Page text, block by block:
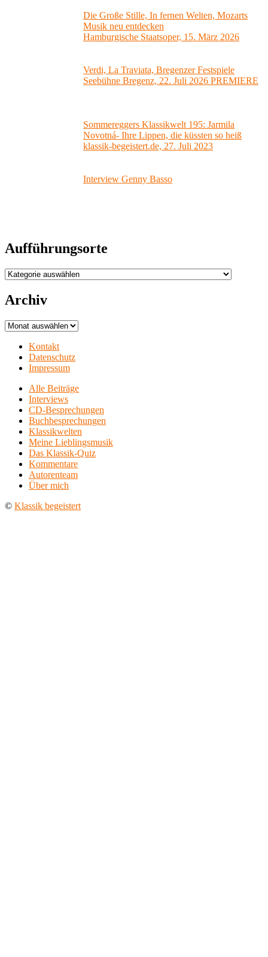
Die Große Stille, In fernen Welten, Mozarts
Musik neu entdecken
Hamburgische Staatsoper, 15. März 2026
Verdi, La Traviata, Bregenzer Festspiele
Seebühne Bregenz, 22. Juli 2026 PREMIERE
Sommereggers Klassikwelt 195: Jarmila
Novotná- Ihre Lippen, die küssten so heiß
klassik-begeistert.de, 27. Juli 2023
Interview Genny Basso
Aufführungsorte
Aufführungsorte
Archiv
Archiv
Kontakt
Datenschutz
Impressum
Alle Beiträge
Interviews
CD-Besprechungen
Buchbesprechungen
Klassikwelten
Meine Lieblingsmusik
Das Klassik-Quiz
Kommentare
Autorenteam
Über mich
© Klassik begeistert